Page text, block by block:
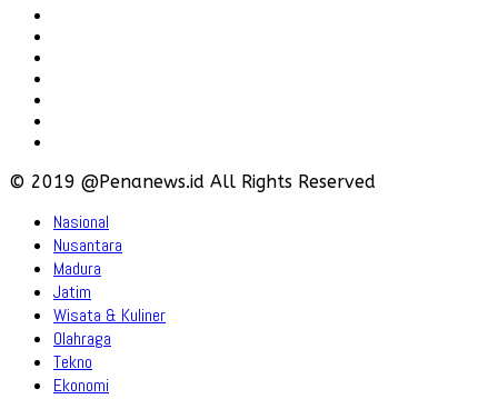
© 2019 @Penanews.id All Rights Reserved
Nasional
Nusantara
Madura
Jatim
Wisata & Kuliner
Olahraga
Tekno
Ekonomi